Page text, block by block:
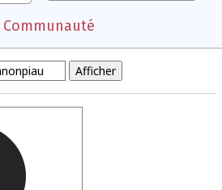
Communauté